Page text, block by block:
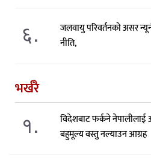
६.
जलवायु परिवर्तनको असर
नीति,
भर्खरै
१.
विदेशबाट फर्कने नेपालीलाई
बहुमूल्य वस्तु नल्याउन आग्रह